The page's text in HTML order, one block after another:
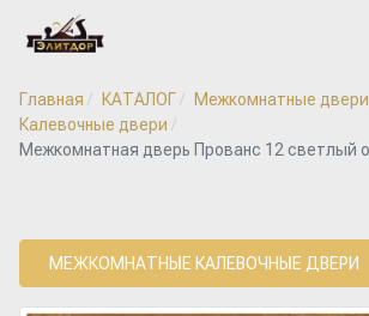
Главная КАТАЛОГ
Межкомнатные двери
Калевочные двери
Межкомнатная дверь Прованс 12 светлый
МЕЖКОМНАТНЫЕ КАЛЕВОЧНЫЕ ДВЕРИ